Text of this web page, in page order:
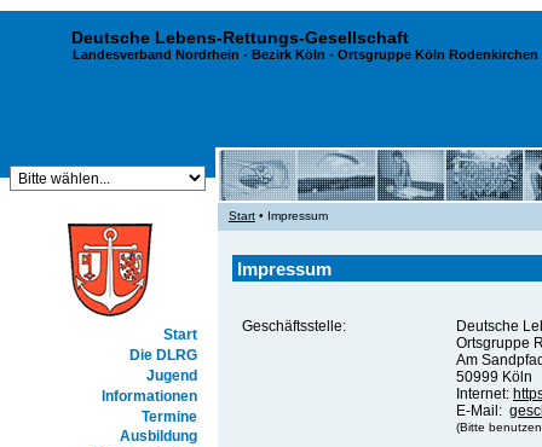
Deutsche Lebens-Rettungs-Gesellschaft
Landesverband Nordrhein - Bezirk Köln - Ortsgruppe Köln Rodenkirchen
Start
Die DLRG
Jugend
Informationen
Termine
Ausbildung
Start• Impressum
Impressum
Geschäftsstelle:
Deutsche
Ortsgruppe
Am
50999 Köln
Internet:
E-Mail:
(Bitte